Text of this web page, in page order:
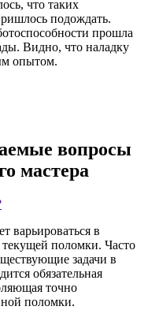
что таких
подождать.
прошла
Видно, что наладку
опытом.
вопросы
мастера
варьироваться в
текущей поломки. Часто
задачи в
обязательная
точно
поломки.